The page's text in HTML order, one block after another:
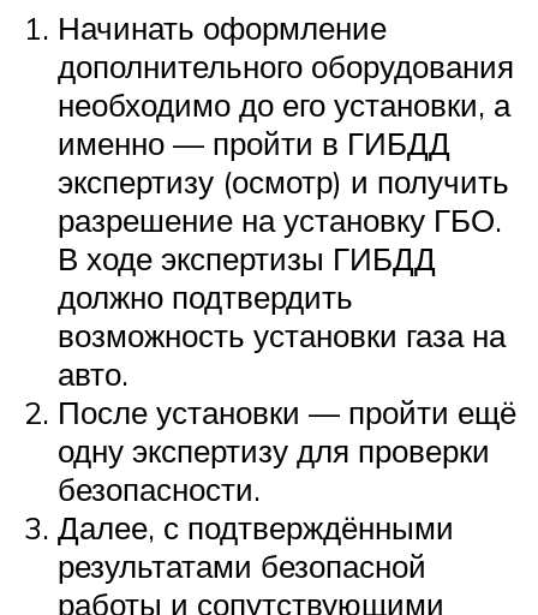
Начинать оформление
дополнительного оборудования
необходимо до его установки, а
именно — пройти в ГИБДД
экспертизу (осмотр) и получить
разрешение на установку ГБО.
В ходе экспертизы ГИБДД
должно подтвердить
возможность установки газа на
авто.
После установки — пройти ещё
одну экспертизу для проверки
безопасности.
Далее, с подтверждёнными
результатами безопасной
работы и сопутствующими